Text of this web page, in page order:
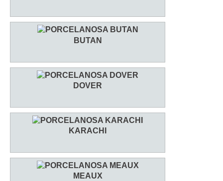
BUTAN
DOVER
KARACHI
MEAUX